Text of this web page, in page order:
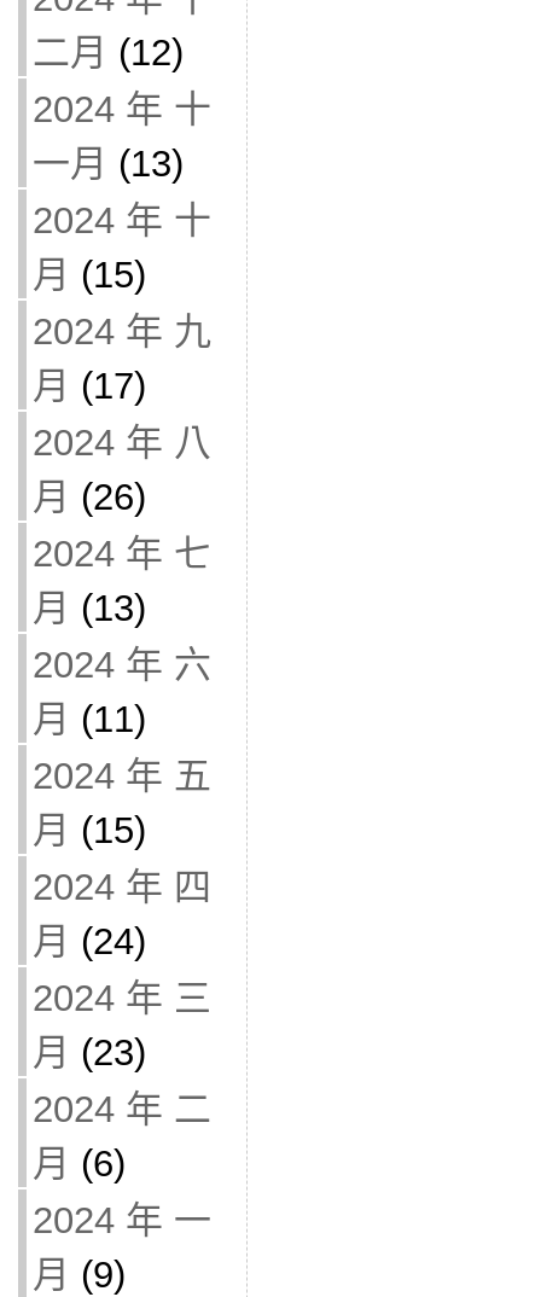
二月 (12)
2024 年 十
一月 (13)
2024 年 十
月 (15)
2024 年 九
月 (17)
2024 年 八
月 (26)
2024 年 七
月 (13)
2024 年 六
月 (11)
2024 年 五
月 (15)
2024 年 四
月 (24)
2024 年 三
月 (23)
2024 年 二
月 (6)
2024 年 一
月 (9)